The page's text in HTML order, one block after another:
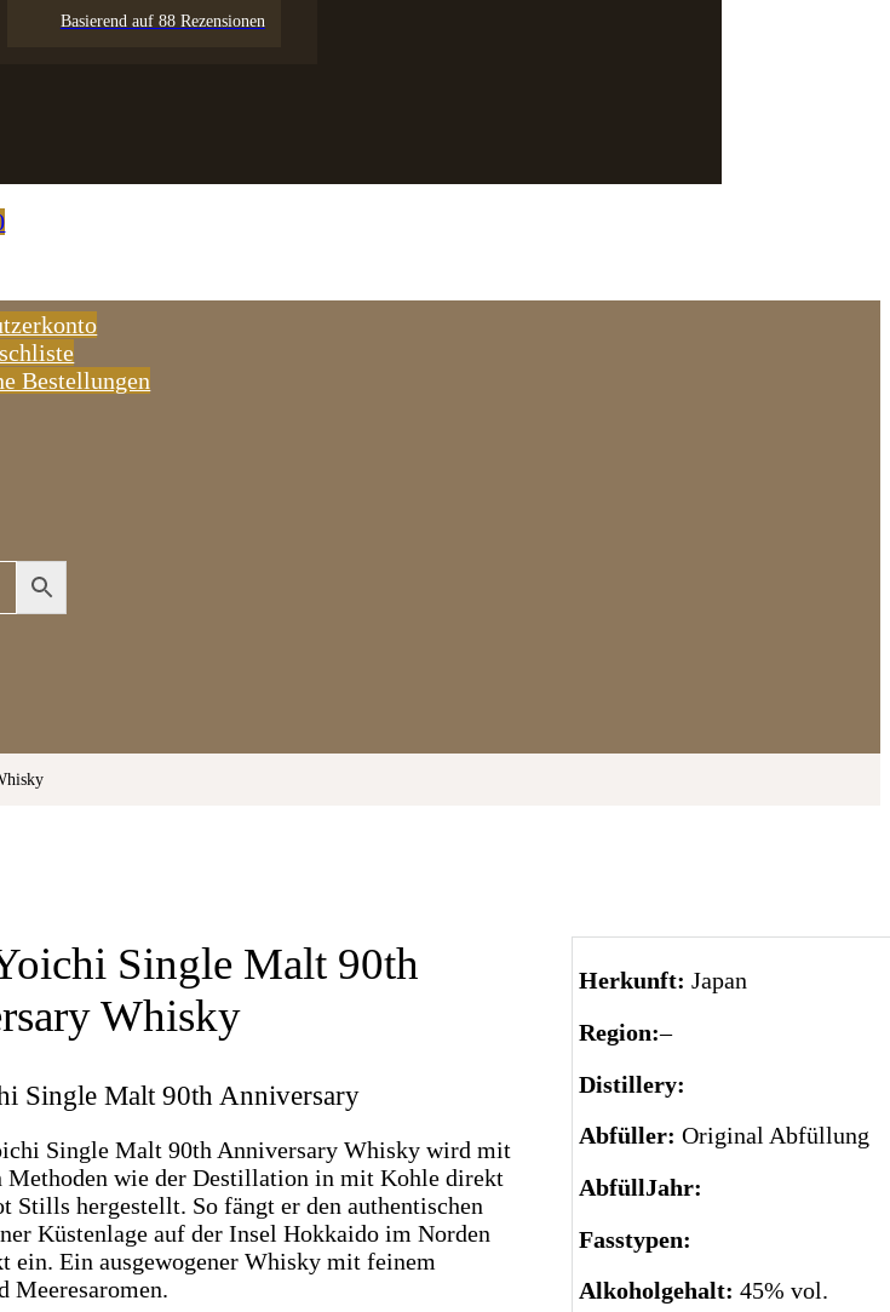
Basierend auf 88 Rezensionen
Bestellungen
Single Malt 90th
Whisky
Single Malt 90th Anniversary
Single Malt 90th Anniversary Whisky wird mit
Methoden wie der Destillation in mit Kohle direkt
Stills hergestellt. So fängt er den authentischen
Küstenlage auf der Insel Hokkaido im Norden
ein. Ein ausgewogener Whisky mit feinem
Meeresaromen.
Herkunft: Japan
Region:–
Distillery:
Abfüller: Original Abfüllung
AbfüllJahr:
Fasstypen:
Alkoholgehalt: 45% vol.